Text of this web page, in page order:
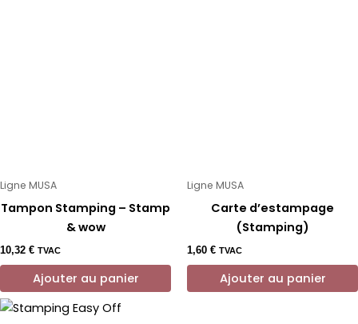
Ligne MUSA
Tampon Stamping – Stamp
& wow
10,32 € TVAC
Ajouter au panier
Ligne MUSA
Carte d’estampage
(Stamping)
1,60 € TVAC
Ajouter au panier